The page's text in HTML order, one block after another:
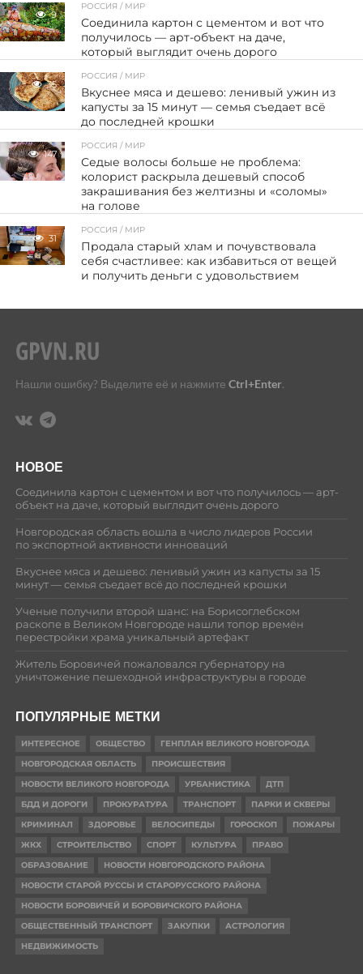
9
РОССИЯ / МИР
Соединила картон с цементом и вот что
получилось — арт-объект на даче,
который выглядит очень дорого
35
РОССИЯ / МИР
Вкуснее мяса и дешево: ленивый ужин из
капусты за 15 минут — семья съедает всё
до последней крошки
147
РОССИЯ / МИР
Седые волосы больше не проблема:
колорист раскрыла дешевый способ
закрашивания без желтизны и «соломы»
на голове
31
РОССИЯ / МИР
Продала старый хлам и почувствовала
себя счастливее: как избавиться от вещей
и получить деньги с удовольствием
Нашли ошибку? Выделите её и нажмите Ctrl+Enter.
НОВОЕ
Соединила картон с цементом и вот что получилось — арт-
объект на даче, который выглядит очень дорого
Новгородская область вошла в число лидеров России
по экспортной активности инноваций
Вкуснее мяса и дешево: ленивый ужин из капусты за 15
минут — семья съедает всё до последней крошки
Ученые получили второй шанс: на Борисоглебском
раскопе в Великом Новгороде нашли топор времён
перестройки храма уникальный артефакт
Житель Боровичей пожаловался губернатору на
уничтожение пешеходной инфраструктуры в городе
ПОПУЛЯРНЫЕ МЕТКИ
ИНТЕРЕСНОЕ ОБЩЕСТВО
ГЕНПЛАН ВЕЛИКОГО НОВГОРОДА
НОВГОРОДСКАЯ ОБЛАСТЬ
ПРОИСШЕСТВИЯ
НОВОСТИ ВЕЛИКОГО НОВГОРОДА
УРБАНИСТИКА
ДТП
БДД И ДОРОГИ
ПРОКУРАТУРА ТРАНСПОРТ
ПАРКИ И СКВЕРЫ
КРИМИНАЛ
ЗДОРОВЬЕ ВЕЛОСИПЕДЫ ГОРОСКОП
ПОЖАРЫ
ЖКХ
СТРОИТЕЛЬСТВО СПОРТ КУЛЬТУРА
ПРАВО
ОБРАЗОВАНИЕ
НОВОСТИ НОВГОРОДСКОГО РАЙОНА
НОВОСТИ СТАРОЙ РУССЫ И СТАРОРУССКОГО РАЙОНА
НОВОСТИ БОРОВИЧЕЙ И БОРОВИЧСКОГО РАЙОНА
ОБЩЕСТВЕННЫЙ ТРАНСПОРТ
ЗАКУПКИ
АСТРОЛОГИЯ
НЕДВИЖИМОСТЬ